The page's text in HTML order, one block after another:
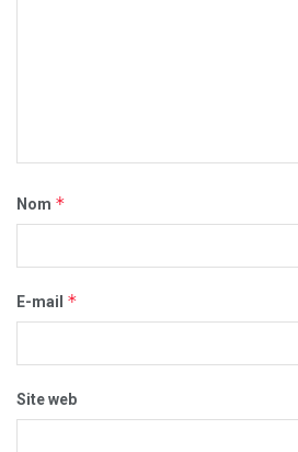
Nom *
E-mail *
Site web